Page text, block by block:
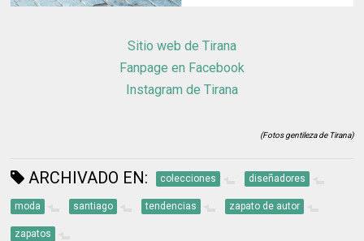
Sitio web de Tirana
Fanpage en Facebook
Instagram de Tirana
(Fotos gentileza de Tirana)
ARCHIVADO EN: colecciones diseñadores
moda santiago tendencias zapato de autor
zapatos